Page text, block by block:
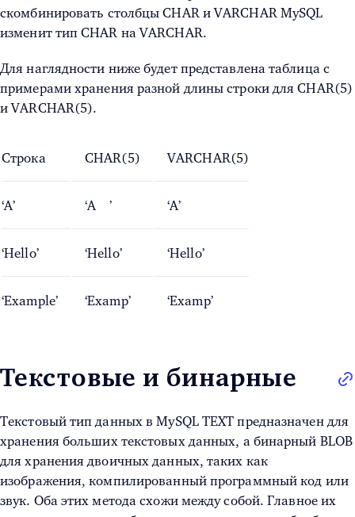
скомбинировать столбцы CHAR и VARCHAR MySQL
изменит тип CHAR на VARCHAR.
Для наглядности ниже будет представлена таблица с
примерами хранения разной длины строки для CHAR(5)
и VARCHAR(5).
Строка CHAR(5) VARCHAR(5)
‘A’ ‘A ’ ‘A’
‘Hello’ ‘Hello’ ‘Hello’
‘Example’ ‘Examp’ ‘Examp’
Текстовые и бинарные
Текстовый тип данных в MySQL TEXT предназначен для
хранения больших текстовых данных, а бинарный BLOB
для хранения двоичных данных, таких как
изображения, компилированный программный код или
звук. Оба этих метода схожи между собой. Главное их